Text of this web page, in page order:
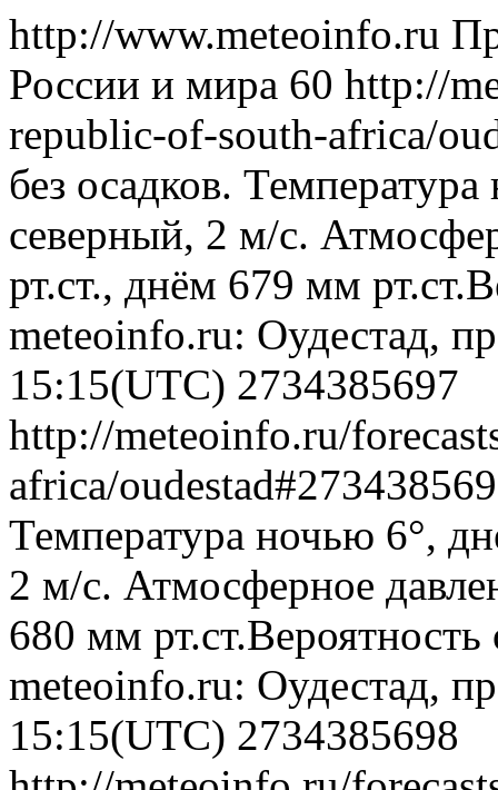
http://www.meteoinfo.ru
России и мира 60 http://
republic-of-south-africa/
без осадков.
северный, 2 м/с.
рт.ст., днём 679 мм
meteoinfo.ru: Оудестад,
15:15(UTC) 2734385697
http://meteoinfo.ru/
africa/
Температура ночью 6°,
2 м/с. Атмосферное
680 мм рт.ст.Вероятность
meteoinfo.ru: Оудестад,
15:15(UTC) 2734385698